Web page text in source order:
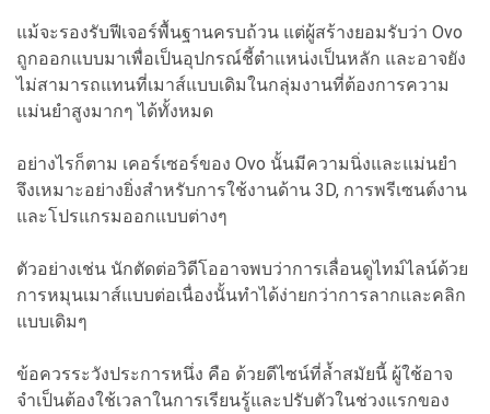
แม้จะรองรับฟีเจอร์พื้นฐานครบถ้วน แต่ผู้สร้างยอมรับว่า Ovo
ถูกออกแบบมาเพื่อเป็นอุปกรณ์ชี้ตำแหน่งเป็นหลัก และอาจยัง
ไม่สามารถแทนที่เมาส์แบบเดิมในกลุ่มงานที่ต้องการความ
แม่นยำสูงมากๆ ได้ทั้งหมด
อย่างไรก็ตาม เคอร์เซอร์ของ Ovo นั้นมีความนิ่งและแม่นยำ
จึงเหมาะอย่างยิ่งสำหรับการใช้งานด้าน 3D, การพรีเซนต์งาน
และโปรแกรมออกแบบต่างๆ
ตัวอย่างเช่น นักตัดต่อวิดีโออาจพบว่าการเลื่อนดูไทม์ไลน์ด้วย
การหมุนเมาส์แบบต่อเนื่องนั้นทำได้ง่ายกว่าการลากและคลิก
แบบเดิมๆ
ข้อควรระวังประการหนึ่ง คือ ด้วยดีไซน์ที่ล้ำสมัยนี้ ผู้ใช้อาจ
จำเป็นต้องใช้เวลาในการเรียนรู้และปรับตัวในช่วงแรกของ